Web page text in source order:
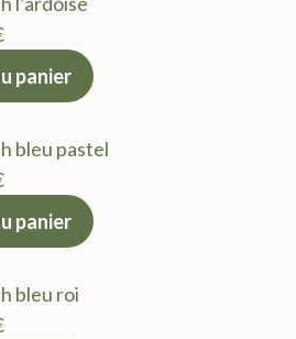
7.50 €.
Le
actuel
7.50 €.
panier
bleu pastel
Le
actuel
7.50 €.
panier
bleu roi
Le